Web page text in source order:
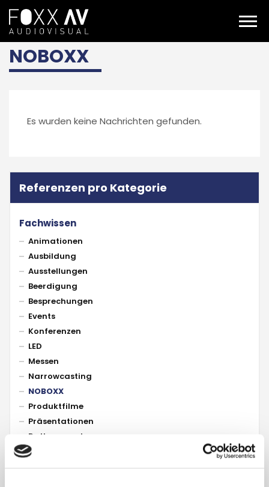
DE Projekte
NOBOXX
Es wurden keine Nachrichten gefunden.
Referenzen pro Kategorie
Fachwissen
Animationen
Ausbildung
Ausstellungen
Beerdigung
Besprechungen
Events
Konferenzen
LED
Messen
Narrowcasting
NOBOXX
Produktfilme
Präsentationen
Rathaussaal
Social media video
Übertragungssysteme